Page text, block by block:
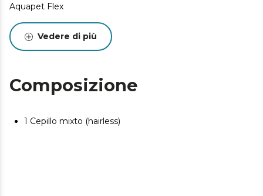
Aquapet Flex
Vedere di più
Composizione
1 Cepillo mixto (hairless)